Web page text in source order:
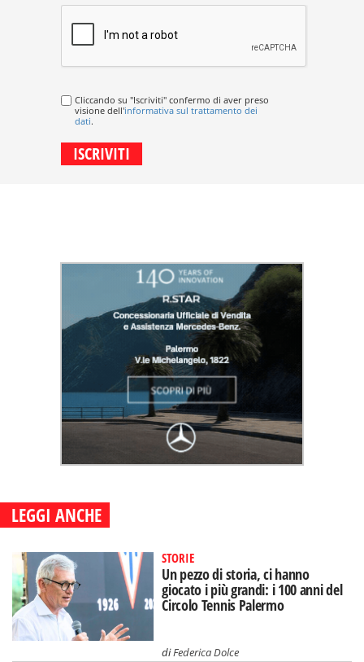
Cliccando su "Iscriviti" confermo di aver preso
visione dell'informativa sul trattamento dei
dati.
LEGGI ANCHE
STORIE
Un pezzo di storia, ci hanno
giocato i più grandi: i 100 anni del
Circolo Tennis Palermo
diFederica Dolce